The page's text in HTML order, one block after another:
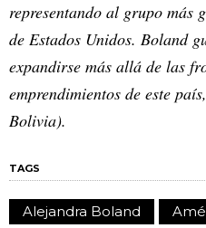
representando al grupo más
de Estados Unidos. Boland
expandirse más allá de las
emprendimientos de este
Bolivia).
TAGS
Alejandra Boland